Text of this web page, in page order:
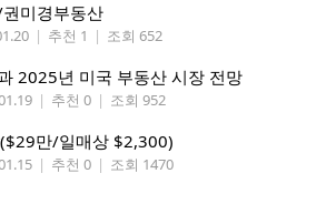
미경부동산
| 추천 1 | 조회 652
2025년 미국 부동산 시장 전망
| 추천 0 | 조회 952
만/일매상 $2,300)
| 추천 0 | 조회 1470